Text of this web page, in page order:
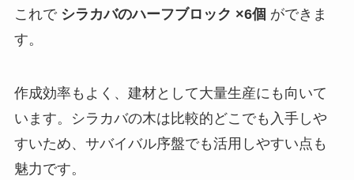
これで シラカバのハーフブロック ×6個 ができま
す。
作成効率もよく、建材として大量生産にも向いて
います。シラカバの木は比較的どこでも入手しや
すいため、サバイバル序盤でも活用しやすい点も
魅力です。